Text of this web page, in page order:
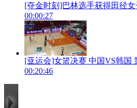
[夺金时刻]巴林选手获得田径女
00:00:27
[亚运会]女篮决赛 中国VS韩国
00:20:46